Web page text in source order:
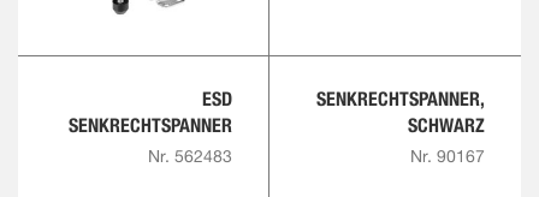
ESD
SENKRECHTSPANNER
Nr. 562483
SENKRECHTSPANNER,
SCHWARZ
Nr. 90167